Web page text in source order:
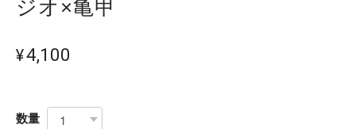
ジオ×亀甲
¥4,100
数量